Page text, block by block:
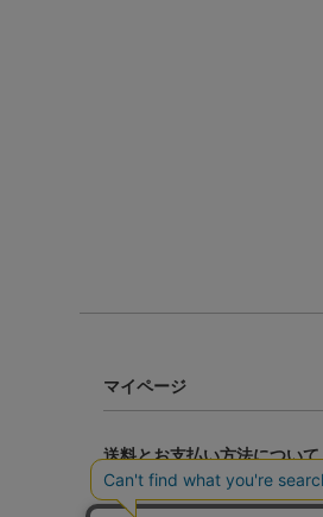
マイページ
送料とお支払い方法について